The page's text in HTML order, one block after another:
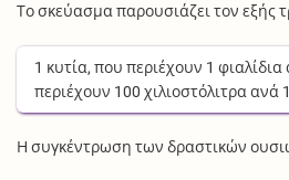
Το σκεύασμα παρουσιάζει τον εξής
1 κυτία, που περιέχουν 1 φιαλίδια
περιέχουν 100 χιλιοστόλιτραανά 1
Η συγκέντρωση των δραστικών